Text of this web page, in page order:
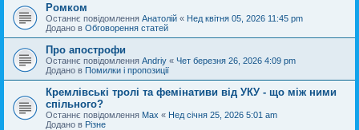
Ромком
Останнє повідомлення Анатолій « Нед квітня 05, 2026 11:45 pm
Додано в Обговорення статей
Про апострофи
Останнє повідомлення Andriy « Чет березня 26, 2026 4:09 pm
Додано в Помилки і пропозиції
Кремлівські тролі та фемінативи від УКУ - що між ними
спільного?
Останнє повідомлення Max « Нед січня 25, 2026 5:01 am
Додано в Різне